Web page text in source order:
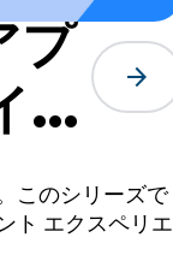
プ
ブ
arrow_forward
このシリーズで
ト エクスペリエ